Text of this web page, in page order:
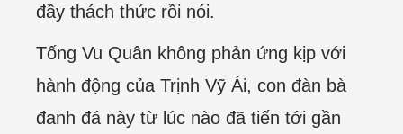
đầy thách thức rồi nói.
Tống Vu Quân không phản ứng kịp với
hành động của Trịnh Vỹ Ái, con đàn bà
đanh đá này từ lúc nào đã tiến tới gần